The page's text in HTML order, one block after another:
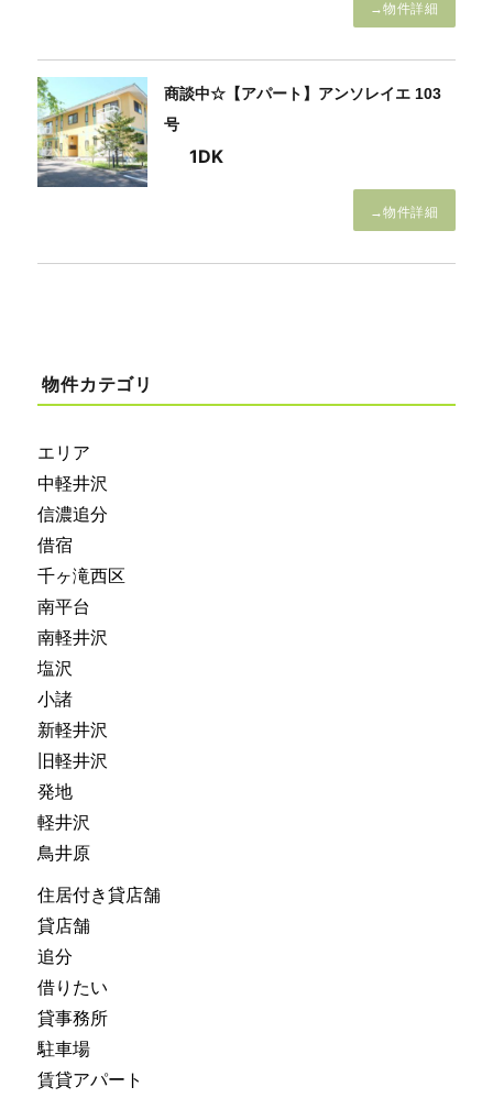
→物件詳細
商談中☆【アパート】アンソレイエ 103
号
1DK
→物件詳細
物件カテゴリ
エリア
中軽井沢
信濃追分
借宿
千ヶ滝西区
南平台
南軽井沢
塩沢
小諸
新軽井沢
旧軽井沢
発地
軽井沢
鳥井原
住居付き貸店舗
貸店舗
追分
借りたい
貸事務所
駐車場
賃貸アパート